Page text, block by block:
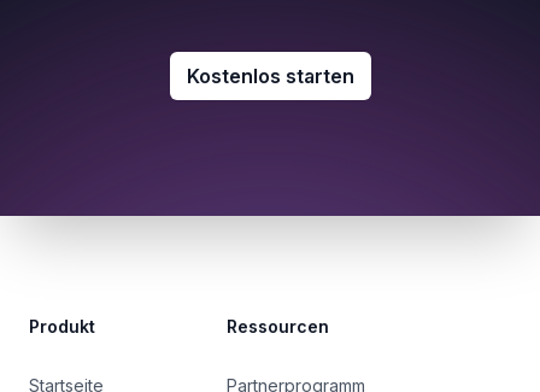
Kostenlos starten
Produkt
Startseite
Ressourcen
Partnerprogramm